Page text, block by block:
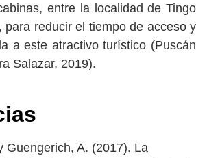
entre la localidad de Tingo
para reducir el tiempo de acceso y
a este atractivo turístico (Puscán
Salazar, 2019).
Guengerich, A. (2017). La